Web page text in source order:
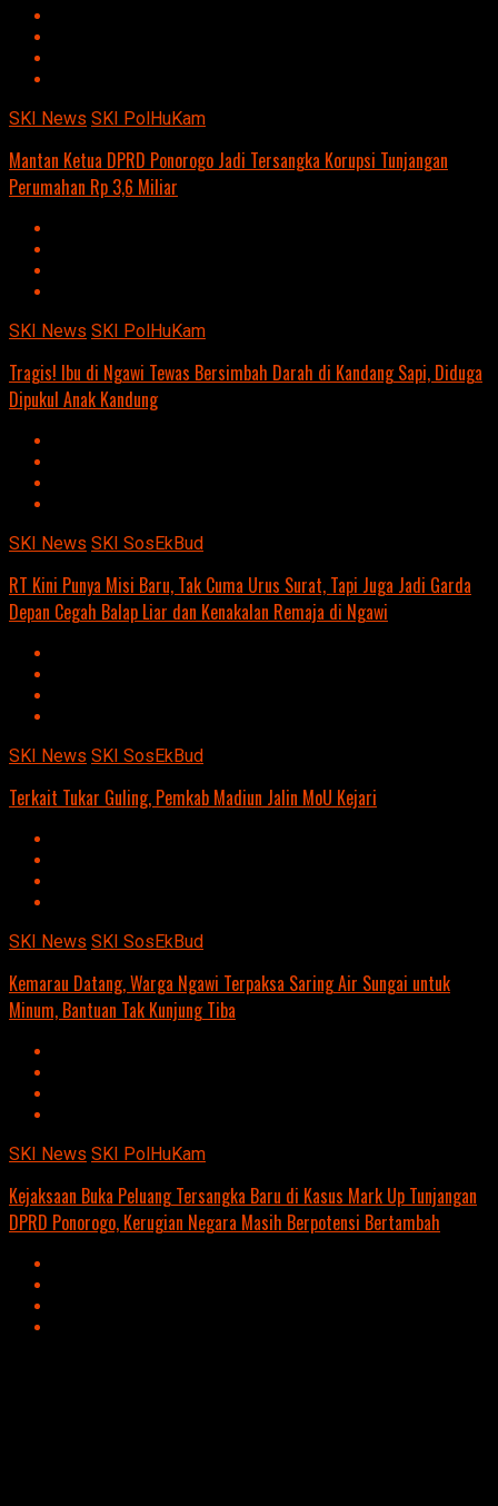
SKI News SKI PolHuKam
Mantan Ketua DPRD Ponorogo Jadi Tersangka Korupsi Tunjangan
Perumahan Rp 3,6 Miliar
SKI News SKI PolHuKam
Tragis! Ibu di Ngawi Tewas Bersimbah Darah di Kandang Sapi, Diduga
Dipukul Anak Kandung
SKI News SKI SosEkBud
RT Kini Punya Misi Baru, Tak Cuma Urus Surat, Tapi Juga Jadi Garda
Depan Cegah Balap Liar dan Kenakalan Remaja di Ngawi
SKI News SKI SosEkBud
Terkait Tukar Guling, Pemkab Madiun Jalin MoU Kejari
SKI News SKI SosEkBud
Kemarau Datang, Warga Ngawi Terpaksa Saring Air Sungai untuk
Minum, Bantuan Tak Kunjung Tiba
SKI News SKI PolHuKam
Kejaksaan Buka Peluang Tersangka Baru di Kasus Mark Up Tunjangan
DPRD Ponorogo, Kerugian Negara Masih Berpotensi Bertambah